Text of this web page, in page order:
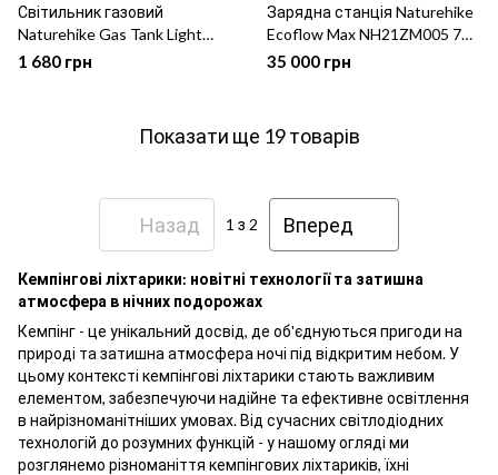
Світильник газовий
Naturehike Gas Tank Light
NH21ZM006 grey
1 680 грн
Зарядна станція Naturehike
Ecoflow Max NH21ZM005 720
Вт/год
35 000 грн
Показати ще 19 товарів
Назад 1 з 2 Вперед
Кемпінгові ліхтарики: новітні технології та затишна
атмосфера в нічних подорожах
Кемпінг - це унікальний досвід, де об'єднуються пригоди на
природі та затишна атмосфера ночі під відкритим небом. У
цьому контексті кемпінгові ліхтарики стають важливим
елементом, забезпечуючи надійне та ефективне освітлення
в найрізноманітніших умовах. Від сучасних світлодіодних
технологій до розумних функцій - у нашому огляді ми
розглянемо різноманіття кемпінгових ліхтариків, їхні